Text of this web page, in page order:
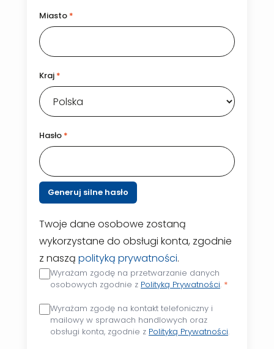
Miasto *
Kraj *
Hasło *
Generuj silne hasło
Twoje dane osobowe zostaną
wykorzystane do obsługi konta, zgodnie
z naszą polityką prywatności.
Wyrażam zgodę na przetwarzanie danych
osobowych zgodnie z Polityką Prywatności. *
Wyrażam zgodę na kontakt telefoniczny i
mailowy w sprawach handlowych oraz
obsługi konta, zgodnie z Polityką Prywatności.